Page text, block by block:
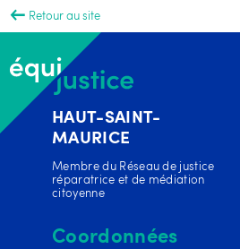
Retour au site
HAUT-SAINT-
MAURICE
Membre du Réseau de justice
réparatrice et de médiation
citoyenne
Coordonnées